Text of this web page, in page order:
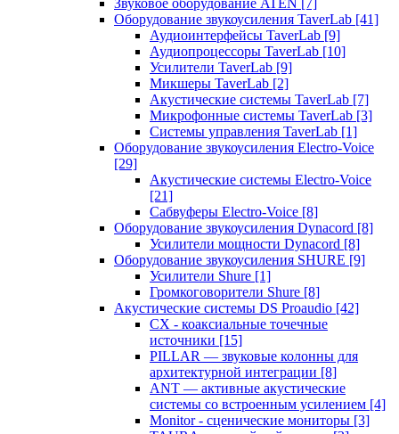
Звуковое оборудование ATEN [7]
Оборудование звукоусиления TaverLab [41]
Аудиоинтерфейсы TaverLab [9]
Аудиопроцессоры TaverLab [10]
Усилители TaverLab [9]
Микшеры TaverLab [2]
Акустические системы TaverLab [7]
Микрофонные системы TaverLab [3]
Системы управления TaverLab [1]
Оборудование звукоусиления Electro-Voice
[29]
Акустические системы Electro-Voice
[21]
Сабвуферы Electro-Voice [8]
Оборудование звукоусиления Dynacord [8]
Усилители мощности Dynacord [8]
Оборудование звукоусиления SHURE [9]
Усилители Shure [1]
Громкоговорители Shure [8]
Акустические системы DS Proaudio [42]
CX - коаксиальные точечные
источники [15]
PILLAR — звуковые колонны для
архитектурной интеграции [8]
ANT — активные акустические
системы со встроенным усилением [4]
Monitor - сценические мониторы [3]